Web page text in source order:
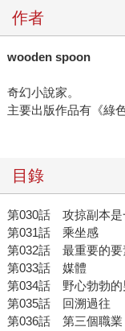
作者
wooden spoon
奇幻小說家。
主要出版作品有《綠
目錄
第030話 攻掠副本是
第031話 乘坐感
第032話 最重要的要
第033話 媒體
第034話 野心勃勃的
第035話 回溯過往
第036話 第三個職業